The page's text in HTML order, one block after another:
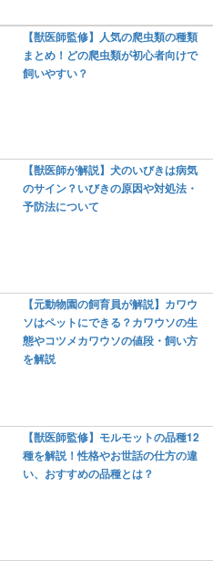
【獣医師監修】人気の爬虫類の種類
まとめ！どの爬虫類が初心者向けで
飼いやすい？
【獣医師が解説】犬のいびきは病気
のサイン？いびきの原因や対処法・
予防法について
【元動物園の飼育員が解説】カワウ
ソはペットにできる？カワウソの生
態やコツメカワウソの値段・飼い方
を解説
【獣医師監修】モルモットの品種12
種を解説！性格やお世話の仕方の違
い、おすすめの品種とは？